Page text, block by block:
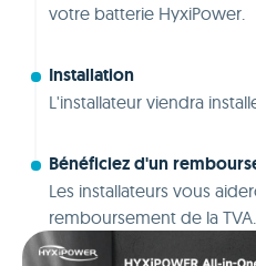
votre batterie HyxiPower.
Installation
L'installateur viendra
Bénéficiez d'un
Les installateurs vous
remboursement de la TVA.